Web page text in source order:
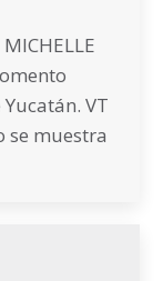
VT
se muestra